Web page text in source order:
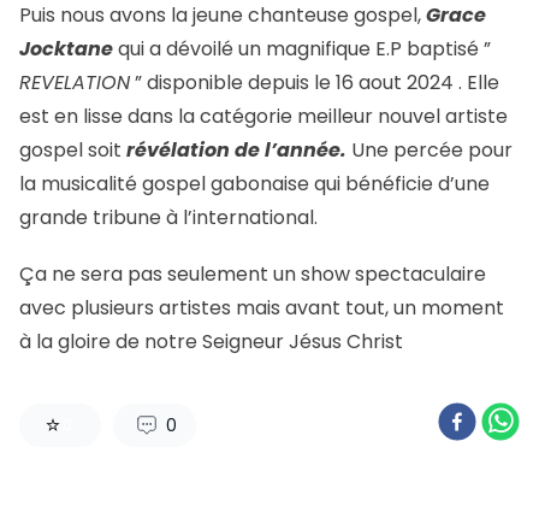
Puis nous avons la jeune chanteuse gospel,Grace
Jocktanequi a dévoilé un magnifique E.P baptisé ”
REVELATION” disponible depuis le 16 aout 2024 . Elle
est en lisse dans la catégorie meilleur nouvel artiste
gospel soit révélation de l’année. Une percée pour
la musicalité gospel gabonaise qui bénéficie d’une
grande tribune à l’international.
Ça ne sera pas seulement un show spectaculaire
avec plusieurs artistes mais avant tout, un moment
à la gloire de notre Seigneur Jésus Christ
0